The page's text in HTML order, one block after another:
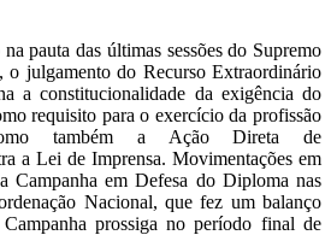
pauta das últimas sessões do Supremo
o julgamento do Recurso Extraordinário
a constitucionalidade da exigência do
requisito para o exercício da profissão
também a Ação Direta de
a Lei de Imprensa. Movimentações em
Campanha em Defesa do Diploma nas
Nacional, que fez um balanço
prossiga no período final de